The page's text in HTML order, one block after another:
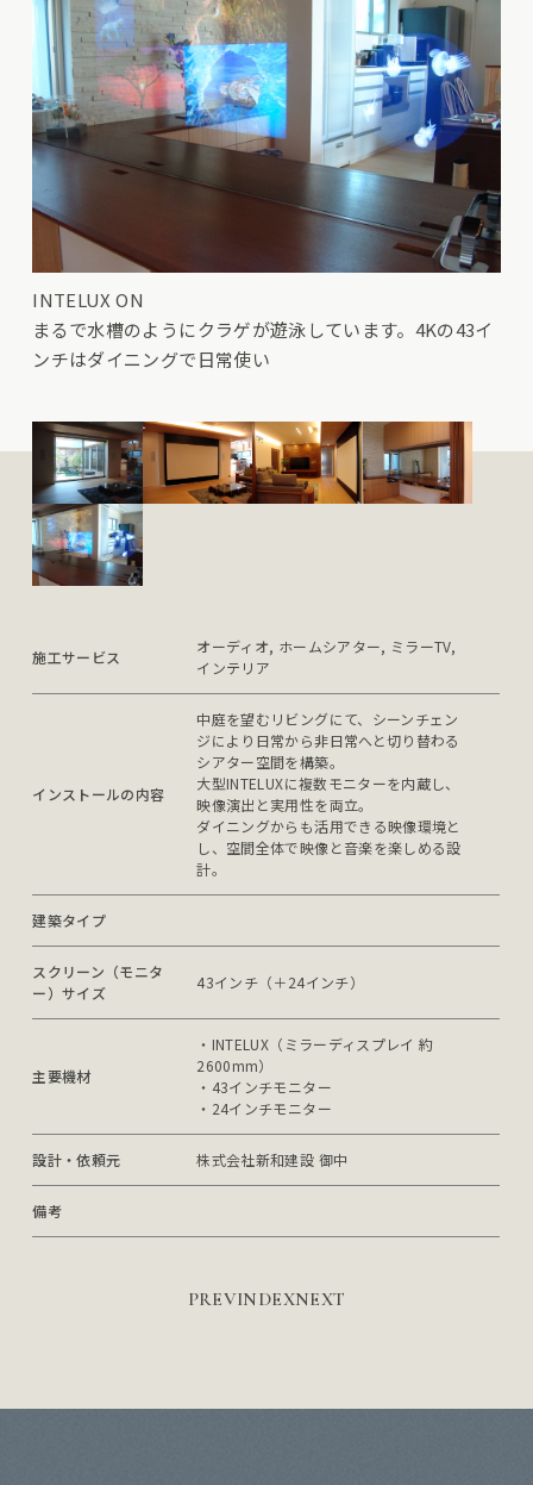
INTELUX ON
まるで水槽のようにクラゲが遊泳しています。4Kの43イ
ンチはダイニングで日常使い
施工サービス
オーディオ, ホームシアター, ミラーTV,
インテリア
インストールの内容
中庭を望むリビングにて、シーンチェン
ジにより日常から非日常へと切り替わる
シアター空間を構築。
大型INTELUXに複数モニターを内蔵し、
映像演出と実用性を両立。
ダイニングからも活用できる映像環境と
し、空間全体で映像と音楽を楽しめる設
計。
建築タイプ
スクリーン（モニタ
ー）サイズ
43インチ（＋24インチ）
主要機材
・INTELUX（ミラーディスプレイ 約
2600mm）
・43インチモニター
・24インチモニター
設計・依頼元 株式会社新和建設 御中
備考
PREVINDEXNEXT